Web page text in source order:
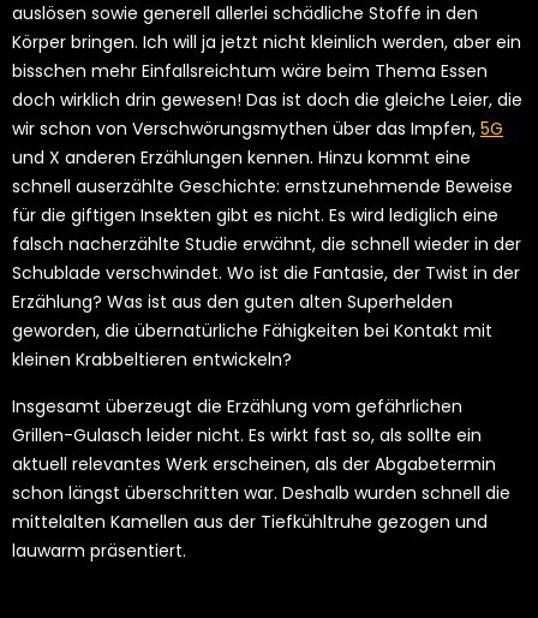
auslösen sowie generell allerlei schädliche Stoffe in den
Körper bringen. Ich will ja jetzt nicht kleinlich werden, aber ein
bisschen mehr Einfallsreichtum wäre beim Thema Essen
doch wirklich drin gewesen! Das ist doch die gleiche Leier, die
wir schon von Verschwörungsmythen über das Impfen, 5G
und X anderen Erzählungen kennen. Hinzu kommt eine
schnell auserzählte Geschichte: ernstzunehmende Beweise
für die giftigen Insekten gibt es nicht. Es wird lediglich eine
falsch nacherzählte Studie erwähnt, die schnell wieder in der
Schublade verschwindet. Wo ist die Fantasie, der Twist in der
Erzählung? Was ist aus den guten alten Superhelden
geworden, die übernatürliche Fähigkeiten bei Kontakt mit
kleinen Krabbeltieren entwickeln?
Insgesamt überzeugt die Erzählung vom gefährlichen
Grillen-Gulasch leider nicht. Es wirkt fast so, als sollte ein
aktuell relevantes Werk erscheinen, als der Abgabetermin
schon längst überschritten war. Deshalb wurden schnell die
mittelalten Kamellen aus der Tiefkühltruhe gezogen und
lauwarm präsentiert.